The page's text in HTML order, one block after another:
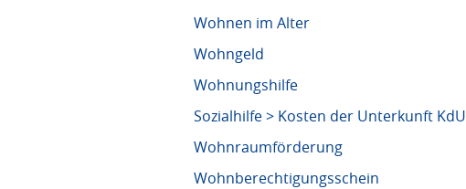
Wohnen im Alter
Wohngeld
Wohnungshilfe
Sozialhilfe > Kosten der Unterkunft KdU
Wohnraumförderung
Wohnberechtigungsschein